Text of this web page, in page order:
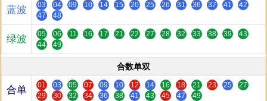
蓝波 03 04 09 10 14 15 20 25 26 31 36 37 41
42
47
48
绿波 05 06 11 16 17 21 22 27 28 32 33 38 39
43
44
49
合数单双
合单 01 03 05 07 09 10 12 14 16 18 21 23 25
27
29
30 32 34 36 38 41 43 45 47 49